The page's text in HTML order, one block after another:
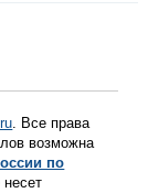
. Все права
возможна
по